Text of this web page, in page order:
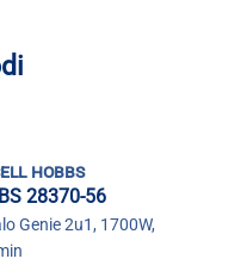
hobbs
28370-56
Genie 2u1, 1700W,